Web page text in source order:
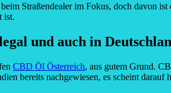
Straßendealer im Fokus, doch davon
ist.
und auch in
CBD Öl Österreich, aus gutem Grund.
bereits nachgewiesen, es scheint